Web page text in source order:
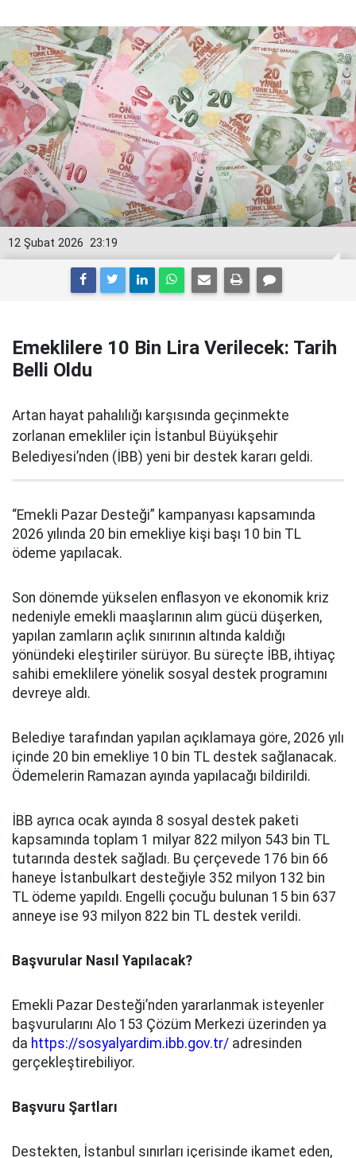
23:19
12 Şubat 2026
Emeklilere 10 Bin Lira Verilecek: Tarih
Belli Oldu
Artan hayat pahalılığı karşısında geçinmekte
zorlanan emekliler için İstanbul Büyükşehir
Belediyesi’nden (İBB) yeni bir destek kararı geldi.
“Emekli Pazar Desteği” kampanyası kapsamında
2026 yılında 20 bin emekliye kişi başı 10 bin TL
ödeme yapılacak.
Son dönemde yükselen enflasyon ve ekonomik kriz
nedeniyle emekli maaşlarının alım gücü düşerken,
yapılan zamların açlık sınırının altında kaldığı
yönündeki eleştiriler sürüyor. Bu süreçte İBB, ihtiyaç
sahibi emeklilere yönelik sosyal destek programını
devreye aldı.
Belediye tarafından yapılan açıklamaya göre, 2026 yılı
içinde 20 bin emekliye 10 bin TL destek sağlanacak.
Ödemelerin Ramazan ayında yapılacağı bildirildi.
İBB ayrıca ocak ayında 8 sosyal destek paketi
kapsamında toplam 1 milyar 822 milyon 543 bin TL
tutarında destek sağladı. Bu çerçevede 176 bin 66
haneye İstanbulkart desteğiyle 352 milyon 132 bin
TL ödeme yapıldı. Engelli çocuğu bulunan 15 bin 637
anneye ise 93 milyon 822 bin TL destek verildi.
Başvurular Nasıl Yapılacak?
Emekli Pazar Desteği’nden yararlanmak isteyenler
başvurularını Alo 153 Çözüm Merkezi üzerinden ya
da https://sosyalyardim.ibb.gov.tr/ adresinden
gerçekleştirebiliyor.
Başvuru Şartları
Destekten, İstanbul sınırları içerisinde ikamet eden,